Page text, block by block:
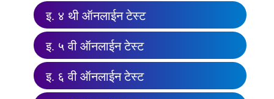
इ. ४ थी ऑनलाईन टेस्ट
इ. ५ वी ऑनलाईन टेस्ट
इ. ६ वी ऑनलाईन टेस्ट